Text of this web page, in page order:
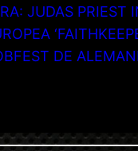
JUDAS PRIEST
DE